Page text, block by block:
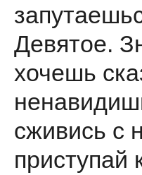
Девятое.
хочешь
сживись с
приступай